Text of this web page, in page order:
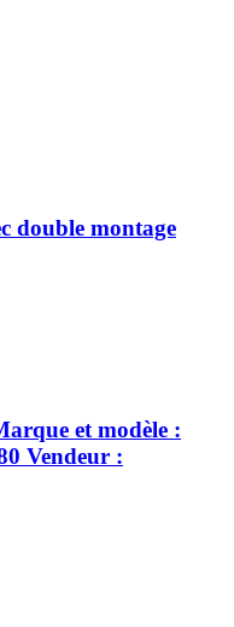
double montage
et modèle :
Vendeur :